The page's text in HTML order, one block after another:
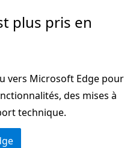
plus pris en
vers Microsoft Edge pour
des mises à
technique.